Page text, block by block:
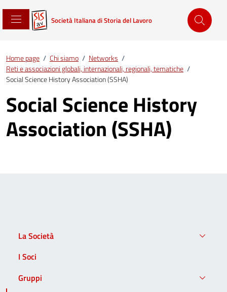
Società Italiana di Storia del Lavoro
Home page / Chi siamo / Networks /
Reti e associazioni globali, internazionali, regionali, tematiche /
Social Science History Association (SSHA)
Social Science History
Association (SSHA)
La Società
I Soci
Gruppi